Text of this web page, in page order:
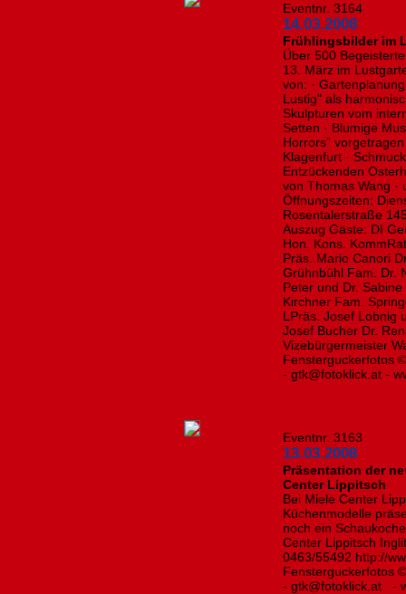
Eventnr. 3164
14.03.2008
Frühlingsbilder im
Über 500
13. März im
von: ·
Lustig" als
Skulpturen vom
Setten · Blumige
Horrors”
Klagenfurt ·
Entzückenden
von Thomas Wang
Öffnungszeiten:
Rosentalerstraße
Auszug Gäste: DI
Hon. Kons.
Präs. Mario Canori
Grühnbühl Fam. Dr.
Peter und Dr.
Kirchner Fam.
LPräs. Josef Lobnig
Josef Bucher Dr.
Vizebürgermeister
Fensterguckerfotos
- gtk@fotoklick.at -
Eventnr. 3163
13.03.2008
Präsentation der
Center Lippitsch
Bei Miele Center
Küchenmodelle
noch ein
Center Lippitsch
0463/55492 http://
Fensterguckerfotos
- gtk@fotoklick.at -